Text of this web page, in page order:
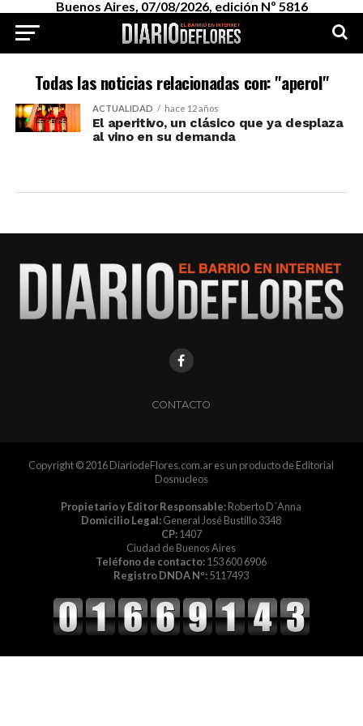
Buenos Aires, 07/08/2026, edición Nº 5816
Todas las noticias relacionadas con: "aperol"
ACTUALIDAD hace 12 años
El aperitivo, un clásico que ya desplaza
al vino en su demanda
CONTACTO
Copyright © 2016 DiariodeFlores.com.ar es un producto de Editorial
Dosnucleos
Propietario y Editor Responsable:Roberto D´Anna
Domicilio Legal:General José Bustillo 3348
CP:1407
Ciudad de Buenos Aires
Teléfono de contacto:153 600 6906
Registro DNDA Nº:5117493